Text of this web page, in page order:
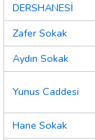
DERSHANESİ
Zafer Sokak
Aydın Sokak
Yunus Caddesi
Hane Sokak